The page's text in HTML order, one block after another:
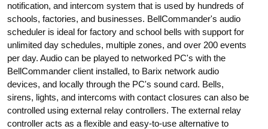
notification, and intercom system that is used by hundreds of
schools, factories, and businesses. BellCommander's audio
scheduler is ideal for factory and school bells with support for
unlimited day schedules, multiple zones, and over 200 events
per day. Audio can be played to networked PC's with the
BellCommander client installed, to Barix network audio
devices, and locally through the PC's sound card. Bells,
sirens, lights, and intercoms with contact closures can also be
controlled using external relay controllers. The external relay
controller acts as a flexible and easy-to-use alternative to